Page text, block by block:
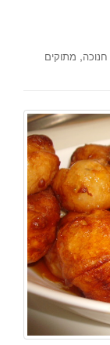
חנוכה, מתוקים